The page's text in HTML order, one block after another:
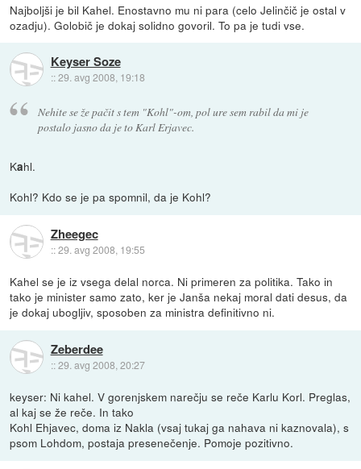
Najboljši je bil Kahel. Enostavno mu ni para (celo Jelinčič je ostal v
ozadju). Golobič je dokaj solidno govoril. To pa je tudi vse.
Keyser Soze
::29. avg 2008, 19:18
Nehite se že pačit s tem "Kohl"-om, pol ure sem rabil da mi je
postalo jasno da je to Karl Erjavec.
Kahl.
Kohl? Kdo se je pa spomnil, da je Kohl?
Zheegec
::29. avg 2008, 19:55
Kahel se je iz vsega delal norca. Ni primeren za politika. Tako in
tako je minister samo zato, ker je Janša nekaj moral dati desus, da
je dokaj ubogljiv, sposoben za ministra definitivno ni.
Zeberdee
::29. avg 2008, 20:27
keyser: Ni kahel. V gorenjskem narečju se reče Karlu Korl. Preglas,
al kaj se že reče. In tako
Kohl Ehjavec, doma iz Nakla (vsaj tukaj ga nahava ni kaznovala), s
psom Lohdom, postaja presenečenje. Pomoje pozitivno.